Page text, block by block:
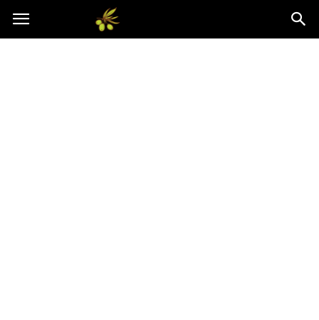
Oliwkowo.pl